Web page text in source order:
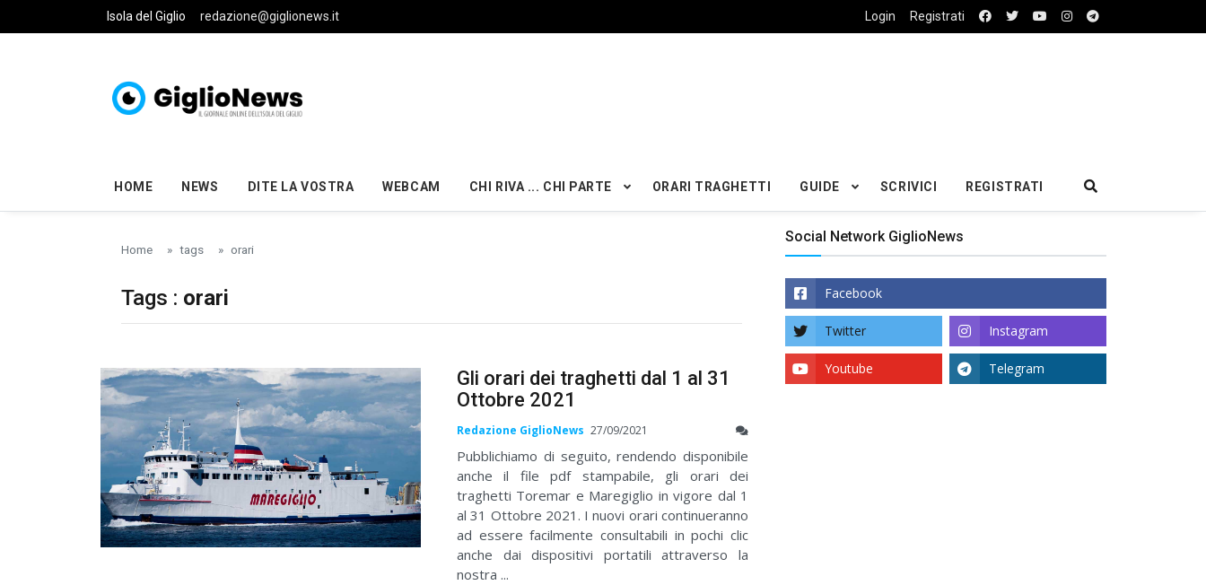
Skip to main content
Isola del Giglio redazione@giglionews.it Login Registrati
HOME NEWS DITE LA VOSTRA WEBCAM CHI RIVA ... CHI PARTE ORARI TRAGHETTI GUIDE SCRIVICI REGISTRATI
Home tags orari
Tags : orari
Gli orari dei traghetti dal 1 al 31
Ottobre 2021
Redazione GiglioNews 27/09/2021
Pubblichiamo di seguito, rendendo disponibile
anche il file pdf stampabile, gli orari dei
traghetti Toremar e Maregiglio in vigore dal 1
al 31 Ottobre 2021. I nuovi orari continueranno
ad essere facilmente consultabili in pochi clic
anche dai dispositivi portatili attraverso la
nostra ...
Social Network GiglioNews
Facebook
Twitter Instagram
Youtube Telegram